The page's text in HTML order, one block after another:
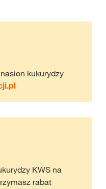
kukurydzy
KWS na
rabat